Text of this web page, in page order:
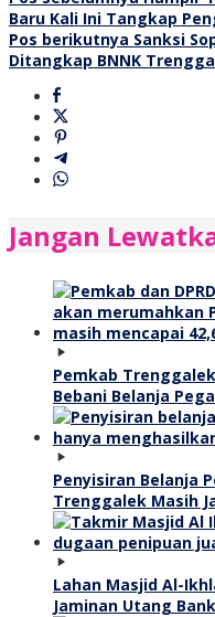
pos
Baru Kali Ini Tangkap
Pos berikutnya Sanksi
Ditangkap BNNK
Jangan
Pemkab
Bebani Belanja
Penyisiran Belanja
Trenggalek Masih
Lahan Masjid Al-
Jaminan Utang